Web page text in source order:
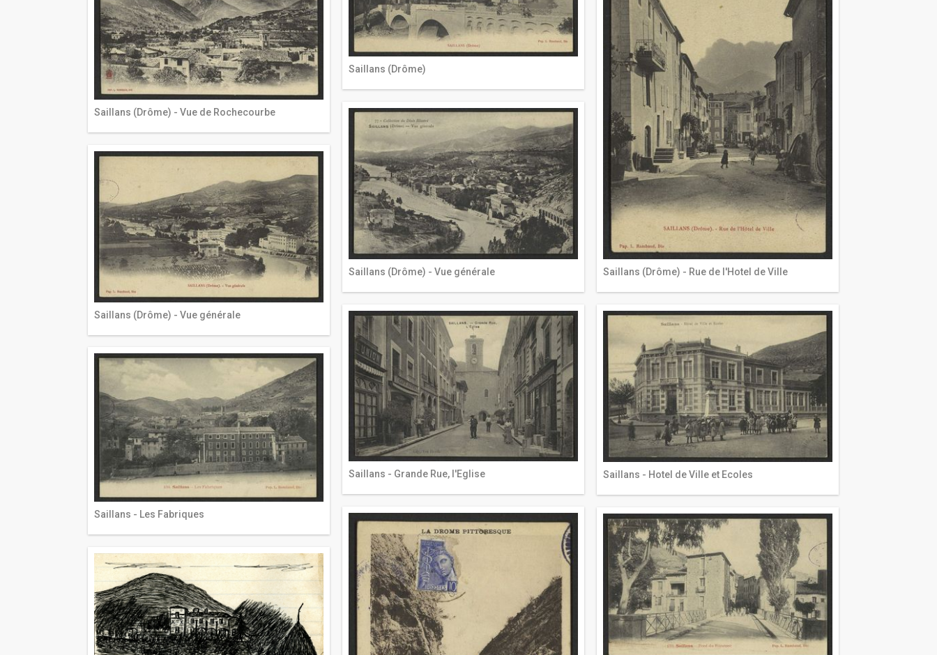
Saillans (Drôme)
Saillans (Drôme) - Rue de l'Hotel de Ville
Saillans (Drôme) - Vue de Rochecourbe
Saillans (Drôme) - Vue générale
Saillans (Drôme) - Vue générale
Saillans - Grande Rue, l'Eglise Saillans - Hotel de Ville et Ecoles
Saillans - Les Fabriques